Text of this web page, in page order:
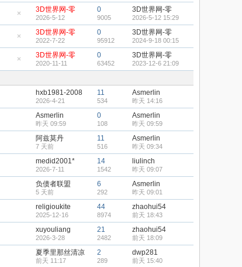
藏
置
帖
藏
置
帖
3D世界网-零
2026-5-12
0
9005
3D世界网-零
2026-5-12 15:29
藏
置
帖
3D世界网-零
2022-7-22
0
95912
3D世界网-零
2024-9-18 00:15
藏
顶
3D世界网-零
2020-11-11
0
63452
3D世界网-零
2023-12-6 21:09
hxb1981-2008
2026-4-21
11
534
Asmerlin
昨天 14:16
Asmerlin
昨天 09:59
0
108
Asmerlin
昨天 09:59
阿兹莫丹
7 天前
11
516
Asmerlin
昨天 09:34
medid2001*
2026-7-11
14
1542
liulinch
昨天 09:07
负债者联盟
5 天前
6
292
Asmerlin
昨天 09:01
religioukite
2025-12-16
44
8974
zhaohui54
前天 18:43
xuyouliang
2026-3-28
21
2482
zhaohui54
前天 18:09
夏季里那丝清凉
前天 11:17
2
289
dwp281
前天 15:40